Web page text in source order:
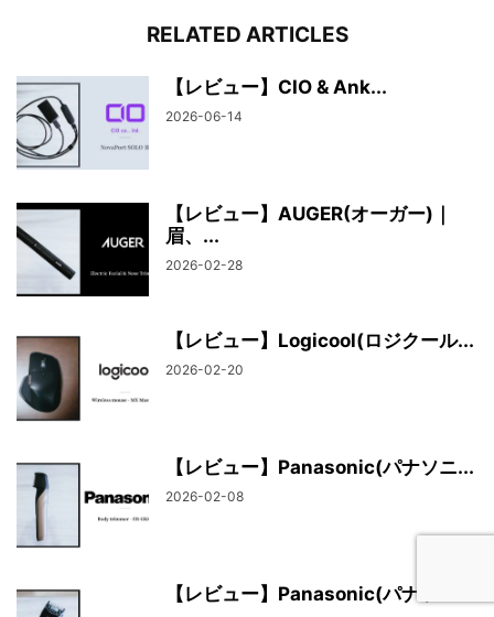
RELATED ARTICLES
【レビュー】CIO & Ank...
2026-06-14
【レビュー】AUGER(オーガー)｜
眉、...
2026-02-28
【レビュー】Logicool(ロジクール...
2026-02-20
【レビュー】Panasonic(パナソニ...
2026-02-08
【レビュー】Panasonic(パナソニ...